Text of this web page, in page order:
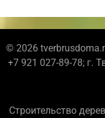
© 2026
+7 921 027-89-78; г.
Строительство